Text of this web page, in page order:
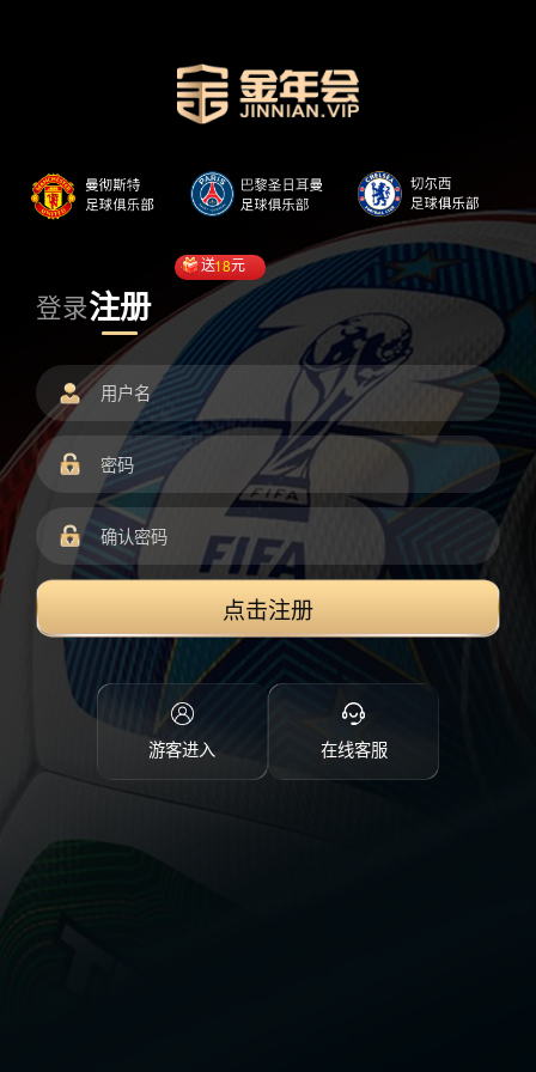
登录注册
送18元
点击注册
游客进入 在线客服